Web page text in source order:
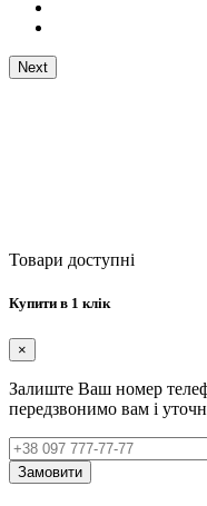
Next
Товари доступні
Купити в 1 клік
×
Залиште Ваш номер
передзвонимо вам і
Замовити